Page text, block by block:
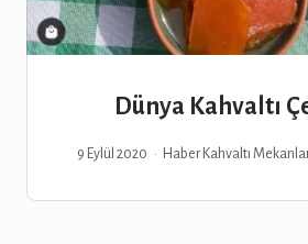
Dünya Kahvaltı
9 Eylül 2020 Haber Kahvaltı